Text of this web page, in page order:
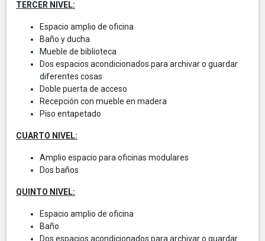
TERCER NIVEL:
Espacio amplio de oficina
Baño y ducha
Mueble de biblioteca
Dos espacios acondicionados para archivar o guardar
diferentes cosas
Doble puerta de acceso
Recepción con mueble en madera
Piso entapetado
CUARTO NIVEL:
Amplio espacio para oficinas modulares
Dos baños
QUINTO NIVEL:
Espacio amplio de oficina
Baño
Dos espacios acondicionados para archivar o guardar